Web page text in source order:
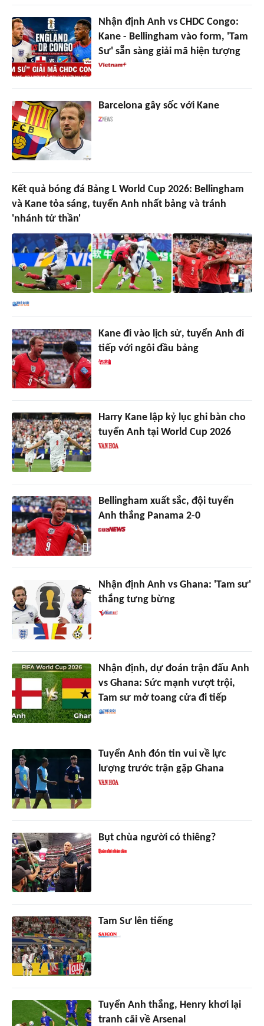
Nhận định Anh vs CHDC Congo:
Kane - Bellingham vào form, 'Tam
Sư' sẵn sàng giải mã hiện tượng
Barcelona gây sốc với Kane
Kết quả bóng đá Bảng L World Cup 2026: Bellingham
và Kane tỏa sáng, tuyển Anh nhất bảng và tránh
'nhánh tử thần'
Kane đi vào lịch sử, tuyển Anh đi
tiếp với ngôi đầu bảng
Harry Kane lập kỷ lục ghi bàn cho
tuyển Anh tại World Cup 2026
Bellingham xuất sắc, đội tuyển
Anh thắng Panama 2-0
Nhận định Anh vs Ghana: 'Tam sư'
thắng tưng bừng
Nhận định, dự đoán trận đấu Anh
vs Ghana: Sức mạnh vượt trội,
Tam sư mở toang cửa đi tiếp
Tuyển Anh đón tin vui về lực
lượng trước trận gặp Ghana
Bụt chùa người có thiêng?
Tam Sư lên tiếng
Tuyển Anh thắng, Henry khơi lại
tranh cãi về Arsenal